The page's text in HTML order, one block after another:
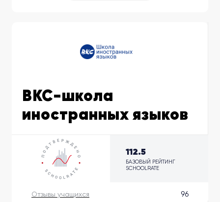
BKC-школа
иностранных языков
Отзывы учащихся 96
112.5
БАЗОВЫЙ РЕЙТИНГ
SCHOOLRATE